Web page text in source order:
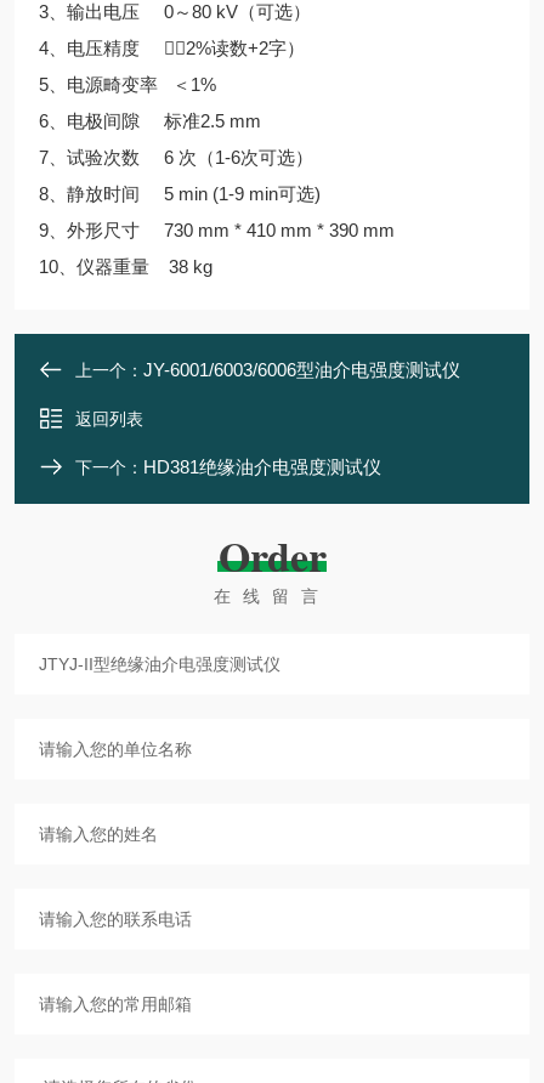
3、输出电压 0～80 kV（可选）
4、电压精度 （2%读数+2字）
5、电源畸变率 ＜1%
6、电极间隙 标准2.5 mm
7、试验次数 6 次（1-6次可选）
8、静放时间 5 min (1-9 min可选)
9、外形尺寸 730 mm * 410 mm * 390 mm
10、仪器重量 38 kg
上一个： JY-6001/6003/6006型油介电强度测试仪
返回列表
下一个： HD381绝缘油介电强度测试仪
Order
在线留言